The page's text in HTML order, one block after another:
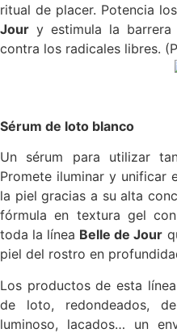
ritual de placer. Potencia
Jour y estimula la
contra los radicales libres.
Sérum de loto blanco
Un sérum para utilizar
Promete iluminar y unificar
la piel gracias a su alta
fórmula en textura gel
toda la línea Belle de Jour
piel del rostro en
Los productos de esta
de loto, redondeados,
luminoso, lacados… un